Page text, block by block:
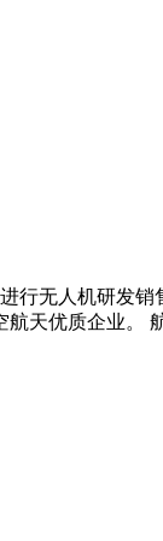
行无人机研发
天优质企业。